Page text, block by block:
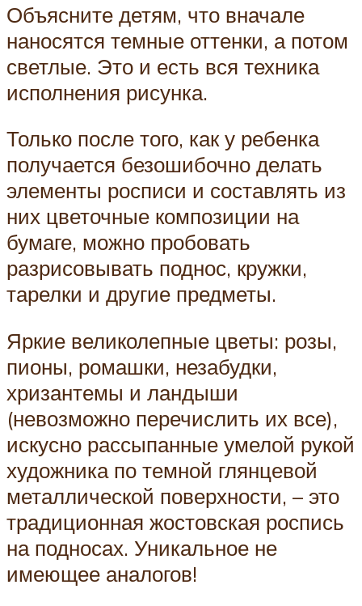
Объясните детям, что вначале
наносятся темные оттенки, а потом
светлые. Это и есть вся техника
исполнения рисунка.
Только после того, как у ребенка
получается безошибочно делать
элементы росписи и составлять из
них цветочные композиции на
бумаге, можно пробовать
разрисовывать поднос, кружки,
тарелки и другие предметы.
Яркие великолепные цветы: розы,
пионы, ромашки, незабудки,
хризантемы и ландыши
(невозможно перечислить их все),
искусно рассыпанные умелой рукой
художника по темной глянцевой
металлической поверхности, – это
традиционная жостовская роспись
на подносах. Уникальное не
имеющее аналогов!